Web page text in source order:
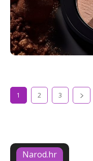
1 2 3
Narod.hr